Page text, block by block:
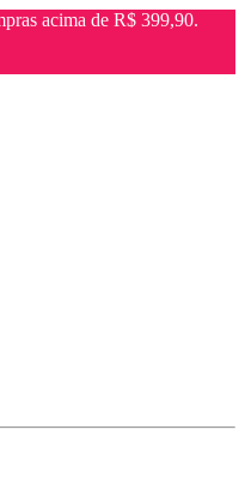
acima de R$ 399,90.